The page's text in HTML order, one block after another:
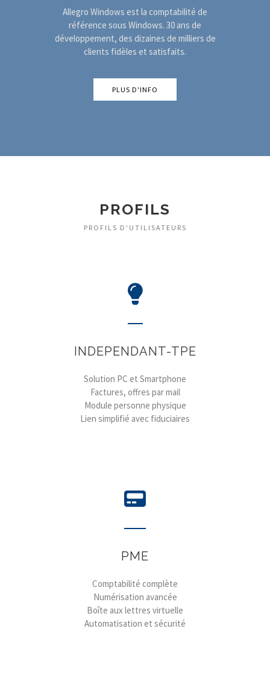
Allegro Windows est la comptabilité de
référence sous Windows. 30 ans de
développement, des dizaines de milliers de
clients fidèles et satisfaits.
PLUS D'INFO
PROFILS
PROFILS D'UTILISATEURS
INDEPENDANT-TPE
Solution PC et Smartphone
Factures, offres par mail
Module personne physique
Lien simplifié avec fiduciaires
PME
Comptabilité complète
Numérisation avancée
Boîte aux lettres virtuelle
Automatisation et sécurité